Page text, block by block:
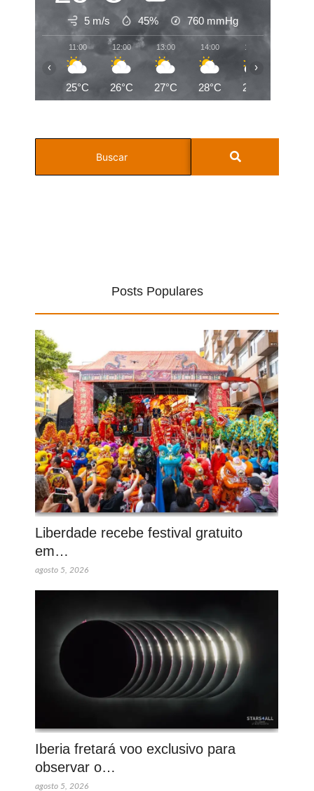
5 m/s 45% 760 mmHg
11:00
25°C
12:00
26°C
13:00
27°C
14:00
28°C
15:00
28°C
‹ ›
Posts Populares
Liberdade recebe festival gratuito
em…
agosto 5, 2026
Iberia fretará voo exclusivo para
observar o…
agosto 5, 2026